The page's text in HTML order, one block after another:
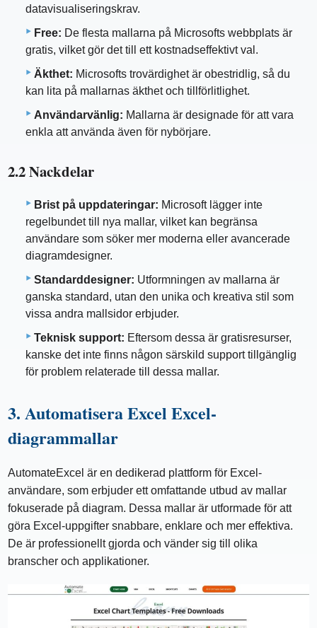
datavisualiseringskrav.
Free: De flesta mallarna på Microsofts webbplats är
gratis, vilket gör det till ett kostnadseffektivt val.
Äkthet: Microsofts trovärdighet är obestridlig, så du
kan lita på mallarnas äkthet och tillförlitlighet.
Användarvänlig: Mallarna är designade för att vara
enkla att använda även för nybörjare.
2.2 Nackdelar
Brist på uppdateringar: Microsoft lägger inte
regelbundet till nya mallar, vilket kan begränsa
användare som söker mer moderna eller avancerade
diagramdesigner.
Standarddesigner: Utformningen av mallarna är
ganska standard, utan den unika och kreativa stil som
vissa andra mallsidor erbjuder.
Teknisk support: Eftersom dessa är gratisresurser,
kanske det inte finns någon särskild support tillgänglig
för problem relaterade till dessa mallar.
3. Automatisera Excel Excel-
diagrammallar
AutomateExcel är en dedikerad plattform för Excel-
användare, som erbjuder ett omfattande utbud av mallar
fokuserade på diagram. Dessa mallar är utformade för att
göra Excel-uppgifter snabbare, enklare och mer effektiva.
De är professionellt gjorda och vänder sig till olika
branscher och applikationer.